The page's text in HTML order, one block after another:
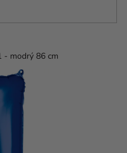
- modrý 86 cm